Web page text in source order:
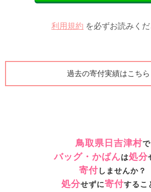
利用規約 を必ずお読みくだ
過去の寄付実績はこちら
鳥取県日吉津村で
バッグ・かばんは処分
寄付しませんか？
処分せずに寄付するこ